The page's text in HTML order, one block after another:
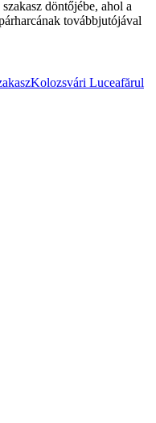
döntőjébe, ahol a
továbbjutójával
Kolozsvári Luceafărul